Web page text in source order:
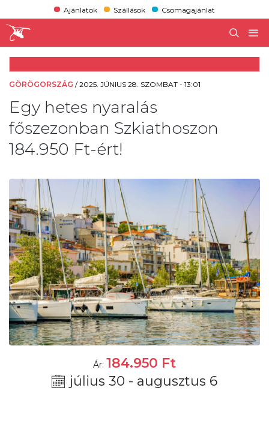
Ajánlatok Szállások Csomagajánlat
GÖRÖGORSZÁG /2025. JÚNIUS 28. SZOMBAT - 13:01
Egy hetes nyaralás
főszezonban Szkiathoszon
184.950 Ft-ért!
Ár: 184.950 Ft
július 30 - augusztus 6